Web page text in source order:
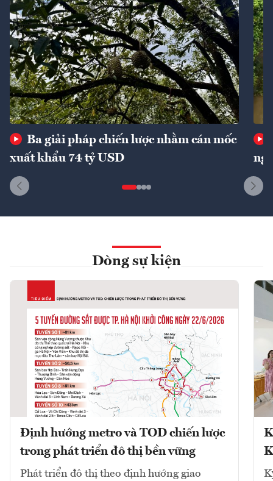
Ba giải pháp chiến lược nhằm cán mốc
xuất khẩu 74 tỷ USD
Dòng sự kiện
Định hướng metro và TOD chiến lược
trong phát triển đô thị bền vững
Phát triển đô thị theo định hướng giao